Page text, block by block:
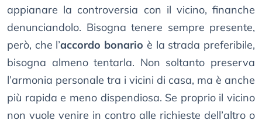
appianare la controversia con il vicino, finanche
denunciandolo. Bisogna tenere sempre presente,
però, che l’accordo bonario è la strada preferibile,
bisogna almeno tentarla. Non soltanto preserva
l’armonia personale tra i vicini di casa, ma è anche
più rapida e meno dispendiosa. Se proprio il vicino
non vuole venire in contro alle richieste dell’altro o